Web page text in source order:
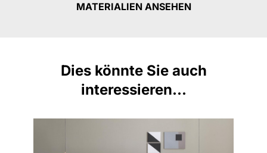
MATERIALIEN ANSEHEN
Dies könnte Sie auch
interessieren...